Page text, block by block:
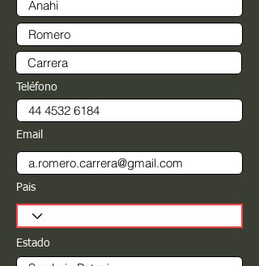
Teléfono
Email
Pais
Estado